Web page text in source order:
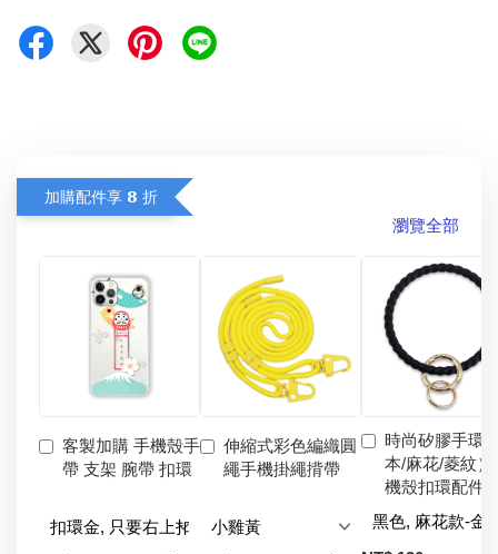
加購配件享 𝟴 折
瀏覽全部
客製加購 手機殼手
帶 支架 腕帶 扣環
伸縮式彩色編織圓
繩手機掛繩揹帶
時尚矽膠手環
本/麻花/菱紋）
機殼扣環配件